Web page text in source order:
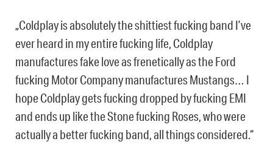
„Coldplay is absolutely the shittiest fucking band I’ve
ever heard in my entire fucking life, Coldplay
manufactures fake love as frenetically as the Ford
fucking Motor Company manufactures Mustangs… I
hope Coldplay gets fucking dropped by fucking EMI
and ends up like the Stone fucking Roses, who were
actually a better fucking band, all things considered.“